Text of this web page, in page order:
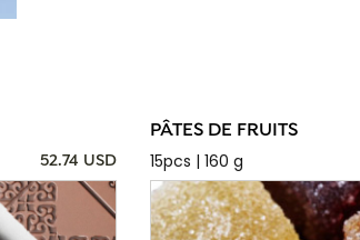
52.74 USD
PÂTES DE FRUITS
15pcs | 160 g